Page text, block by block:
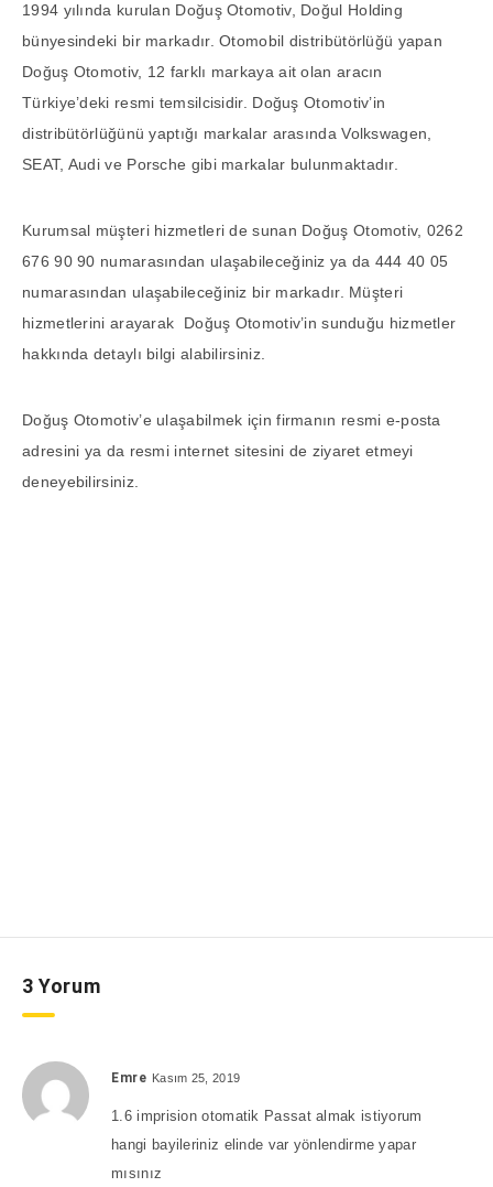
1994 yılında kurulan Doğuş Otomotiv, Doğul Holding
bünyesindeki bir markadır. Otomobil distribütörlüğü yapan
Doğuş Otomotiv, 12 farklı markaya ait olan aracın
Türkiye’deki resmi temsilcisidir. Doğuş Otomotiv’in
distribütörlüğünü yaptığı markalar arasında Volkswagen,
SEAT, Audi ve Porsche gibi markalar bulunmaktadır.
Kurumsal müşteri hizmetleri de sunan Doğuş Otomotiv, 0262
676 90 90 numarasından ulaşabileceğiniz ya da 444 40 05
numarasından ulaşabileceğiniz bir markadır. Müşteri
hizmetlerini arayarak Doğuş Otomotiv’in sunduğu hizmetler
hakkında detaylı bilgi alabilirsiniz.
Doğuş Otomotiv’e ulaşabilmek için firmanın resmi e-posta
adresini ya da resmi internet sitesini de ziyaret etmeyi
deneyebilirsiniz.
3 Yorum
Emre Kasım 25, 2019
1.6 imprision otomatik Passat almak istiyorum
hangi bayileriniz elinde var yönlendirme yapar
mısınız